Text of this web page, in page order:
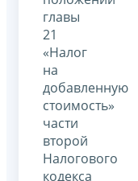
главы
21
«Налог
на
добавленную
стоимость»
части
второй
Налогового
кодекса